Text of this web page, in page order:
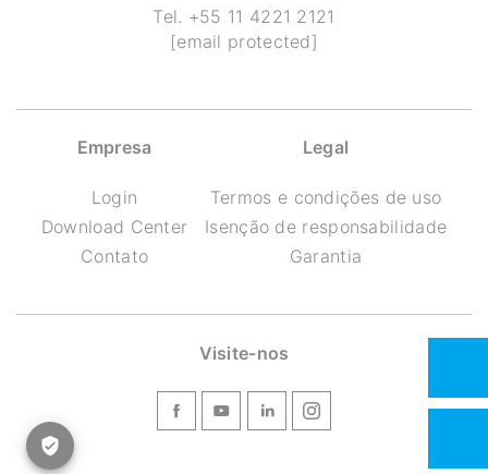
Tel. +55 11 4221 2121
[email protected]
Empresa
Login
Download Center
Contato
Legal
Termos e condições de uso
Isenção de responsabilidade
Garantia
Visite-nos